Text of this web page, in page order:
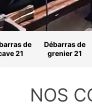
de
21
Débarras de
grenier 21
NOS